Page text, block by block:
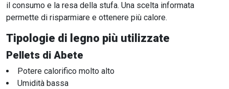
il consumo e la resa della stufa. Una scelta informata
permette di risparmiare e ottenere più calore.
Tipologie di legno più utilizzate
Pellets di Abete
Potere calorifico molto alto
Umidità bassa